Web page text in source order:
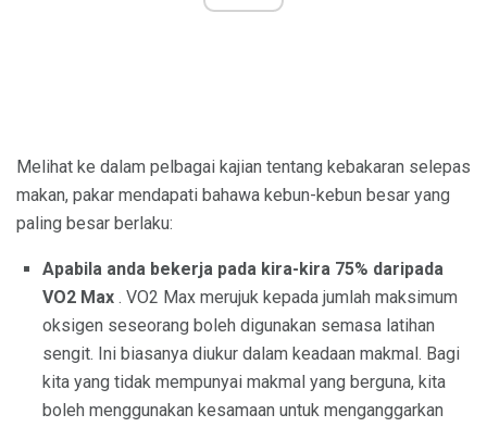
Melihat ke dalam pelbagai kajian tentang kebakaran selepas
makan, pakar mendapati bahawa kebun-kebun besar yang
paling besar berlaku:
Apabila anda bekerja pada kira-kira 75% daripada
VO2 Max . VO2 Max merujuk kepada jumlah maksimum
oksigen seseorang boleh digunakan semasa latihan
sengit. Ini biasanya diukur dalam keadaan makmal. Bagi
kita yang tidak mempunyai makmal yang berguna, kita
boleh menggunakan kesamaan untuk menganggarkan